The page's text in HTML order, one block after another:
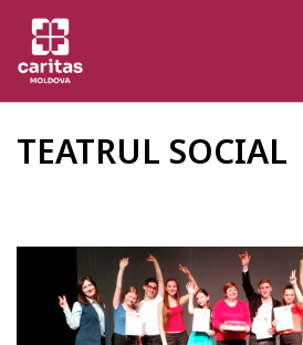
TEATRUL SOCIAL